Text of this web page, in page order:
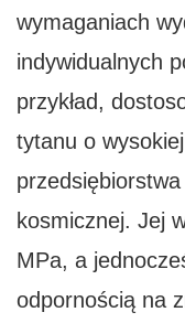
wymaganiach
indywidualnych
przykład,
tytanu o
kosmicznej. Jej
MPa, a
odpornością na